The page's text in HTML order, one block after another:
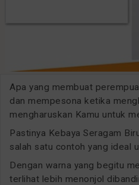
Apa yang membuat
dan mempesona ketika
mengharuskan Kamu untuk
Pastinya Kebaya Seragam
salah satu contoh yang ideal
Dengan warna yang begitu
terlihat lebih menonjol